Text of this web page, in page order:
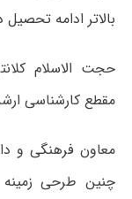
بالاتر ادامه
حجت الاسلام
مقطع کارشناسی
معاون فرهنگی و
چنین طرحی زمینه